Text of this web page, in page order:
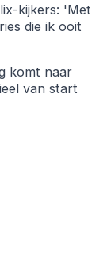
kijkers: 'Met
die ik ooit
komt naar
van start